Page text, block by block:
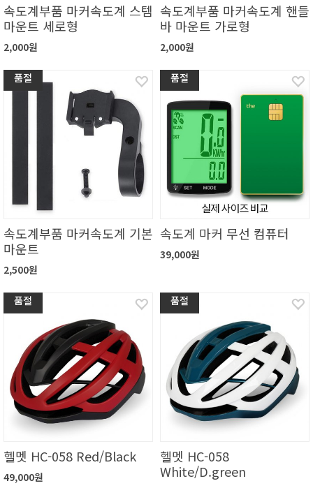
속도계부품 마커속도계 스템
마운트 세로형
2,000원
속도계부품 마커속도계 핸들
바 마운트 가로형
2,000원
품절
속도계부품 마커속도계 기본
마운트
2,500원
품절
속도계 마커 무선 컴퓨터
39,000원
품절
헬멧 HC-058 Red/Black
49,000원
품절
헬멧 HC-058
White/D.green